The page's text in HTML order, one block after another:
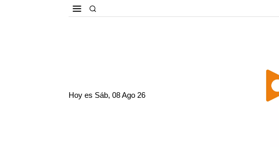
Hoy es Sáb, 08 Ago 26